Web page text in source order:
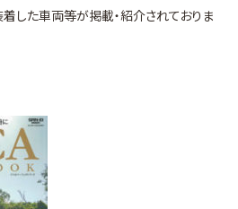
した車両等が掲載・紹介されておりま